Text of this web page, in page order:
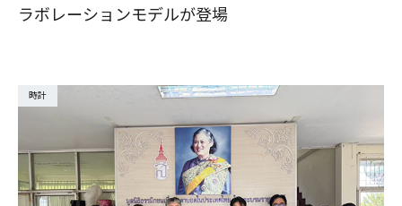
ラボレーションモデルが登場
時計